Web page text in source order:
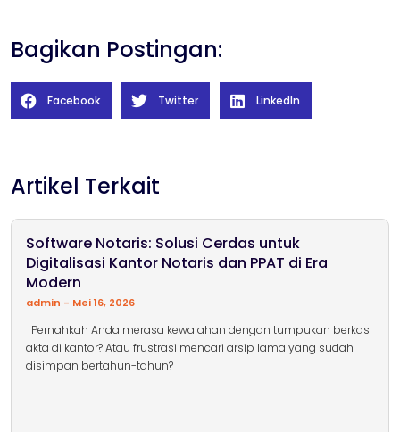
Bagikan Postingan:
Facebook Twitter LinkedIn
Artikel Terkait
Software Notaris: Solusi Cerdas untuk
Digitalisasi Kantor Notaris dan PPAT di Era
Modern
admin Mei 16, 2026
Pernahkah Anda merasa kewalahan dengan tumpukan berkas
akta di kantor? Atau frustrasi mencari arsip lama yang sudah
disimpan bertahun-tahun?